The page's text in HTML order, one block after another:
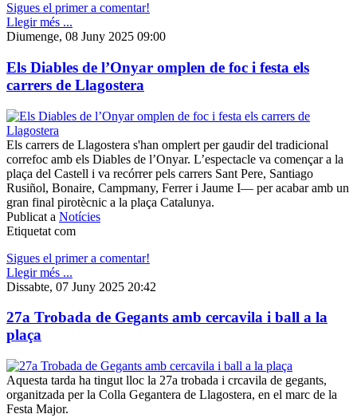
Sigues el primer a comentar!
Llegir més ...
Diumenge, 08 Juny 2025 09:00
Els Diables de l’Onyar omplen de foc i festa els
carrers de Llagostera
Els carrers de Llagostera s'han omplert per gaudir del tradicional
correfoc amb els Diables de l’Onyar. L’espectacle va començar a la
plaça del Castell i va recórrer pels carrers Sant Pere, Santiago
Rusiñol, Bonaire, Campmany, Ferrer i Jaume I— per acabar amb un
gran final pirotècnic a la plaça Catalunya.
Publicat a Notícies
Etiquetat com
Sigues el primer a comentar!
Llegir més ...
Dissabte, 07 Juny 2025 20:42
27a Trobada de Gegants amb cercavila i ball a la
plaça
Aquesta tarda ha tingut lloc la 27a trobada i crcavila de gegants,
organitzada per la Colla Gegantera de Llagostera, en el marc de la
Festa Major.